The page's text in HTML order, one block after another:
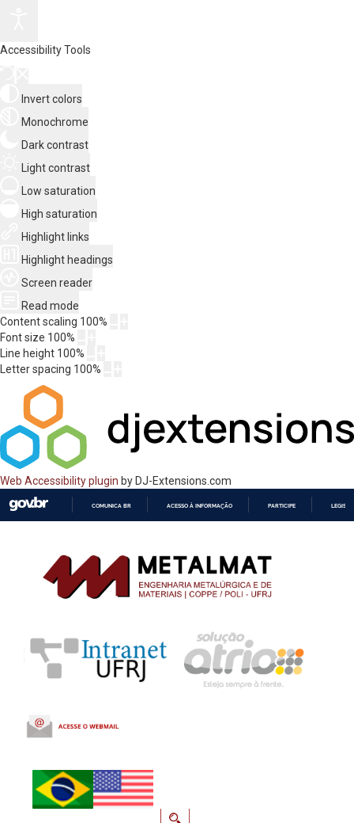
Accessibility Tools
Invert colors
Monochrome
Dark contrast
Light contrast
Low saturation
High saturation
Highlight links
Highlight headings
Screen reader
Read mode
Content scaling 100%
Font size 100%
Line height 100%
Letter spacing 100%
Web Accessibility plugin by DJ-Extensions.com
CONTEÚDO
COMUNICA BR ACESSO À INFORMAÇÃO PARTICIPE